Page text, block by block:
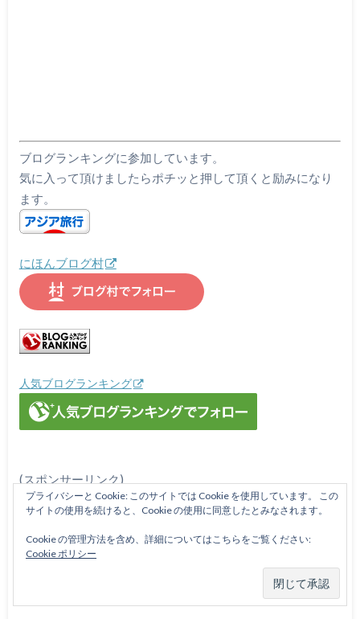
ブログランキングに参加しています。
気に入って頂けましたらポチッと押して頂くと励みになり
ます。
にほんブログ村
人気ブログランキング
(スポンサーリンク)
プライバシーと Cookie: このサイトでは Cookie を使用しています。 この
サイトの使用を続けると、Cookie の使用に同意したとみなされます。
Cookie の管理方法を含め、詳細についてはこちらをご覧ください:
Cookie ポリシー